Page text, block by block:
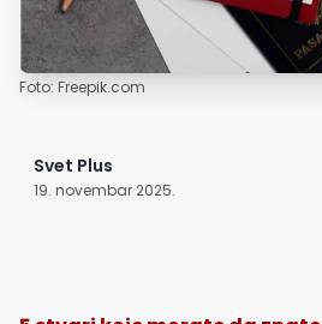
Foto: Freepik.com
Svet Plus
19. novembar 2025.